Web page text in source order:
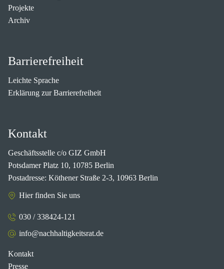
Projekte
Archiv
Barrierefreiheit
Leichte Sprache
Erklärung zur Barrierefreiheit
Kontakt
Geschäftsstelle c/o GIZ GmbH
Potsdamer Platz 10, 10785 Berlin
Postadresse: Köthener Straße 2-3, 10963 Berlin
Hier finden Sie uns
030 / 338424-121
info@nachhaltigkeitsrat.de
Kontakt
Presse